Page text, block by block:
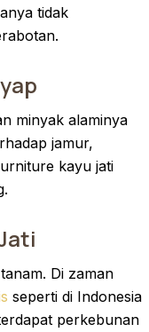
tidak
minyak alaminya
jamur,
kayu jati
Di zaman
seperti di Indonesia
perkebunan